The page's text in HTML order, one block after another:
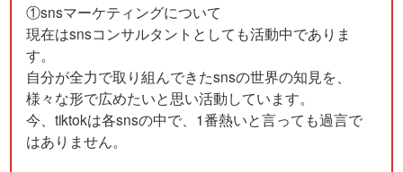
①snsマーケティングについて
現在はsnsコンサルタントとしても活動中でありま
す。
自分が全力で取り組んできたsnsの世界の知見を、
様々な形で広めたいと思い活動しています。
今、tiktokは各snsの中で、1番熱いと言っても過言で
はありません。